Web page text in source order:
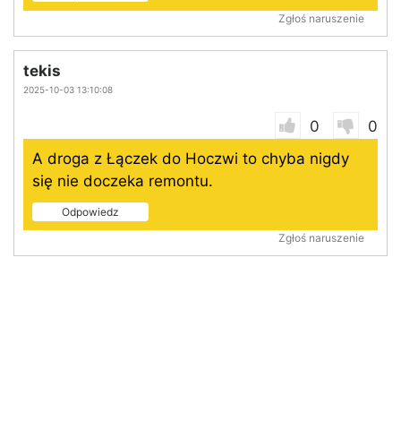
Zgłoś naruszenie
tekis
2025-10-03 13:10:08
0
0
A droga z Łączek do Hoczwi to chyba nigdy
się nie doczeka remontu.
Odpowiedz
Zgłoś naruszenie